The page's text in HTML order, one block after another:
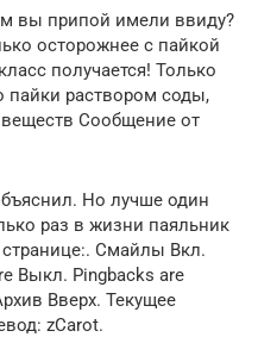
вы припой имели ввиду?
осторожнее с пайкой
получается! Только
пайки раствором соды,
Сообщение от
Но лучше один
раз в жизни паяльник
Смайлы Вкл.
Выкл. Pingbacks are
Вверх. Текущее
zCarot.